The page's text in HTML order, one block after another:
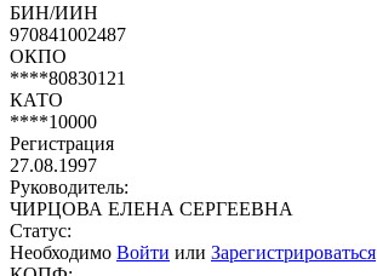
БИН/ИИН
970841002487
ОКПО
****80830121
КАТО
****10000
Регистрация
27.08.1997
Руководитель:
ЧИРЦОВА ЕЛЕНА СЕРГЕЕВНА
Статус:
Необходимо Войти или Зарегистрироваться